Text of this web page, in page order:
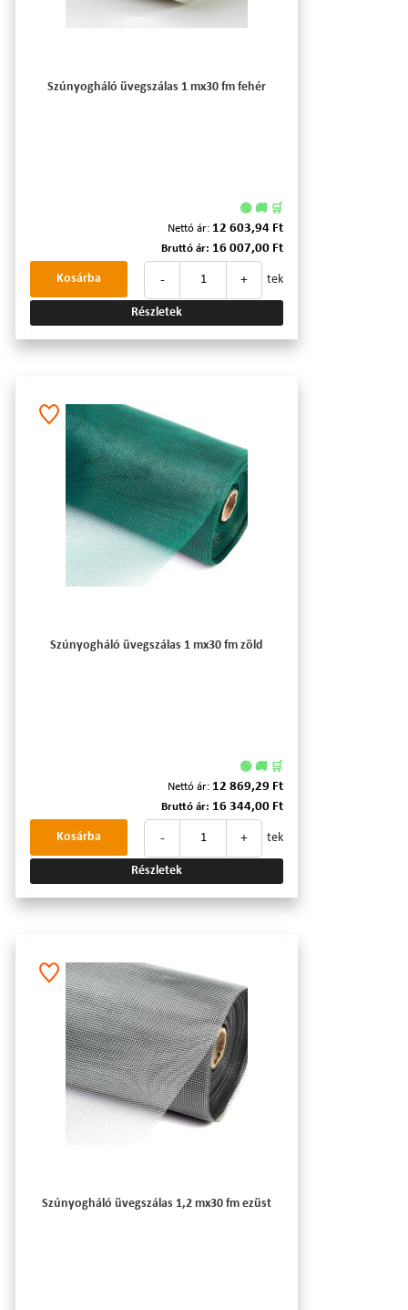
Szúnyogháló üvegszálas 1 mx30 fm fehér
🟢 🚚 🛒
Nettó ár: 12 603,94 Ft
Bruttó ár: 16 007,00 Ft
- + tek
Kosárba
Részletek
Szúnyogháló üvegszálas 1 mx30 fm zöld
🟢 🚚 🛒
Nettó ár: 12 869,29 Ft
Bruttó ár: 16 344,00 Ft
- + tek
Kosárba
Részletek
Szúnyogháló üvegszálas 1,2 mx30 fm ezüst